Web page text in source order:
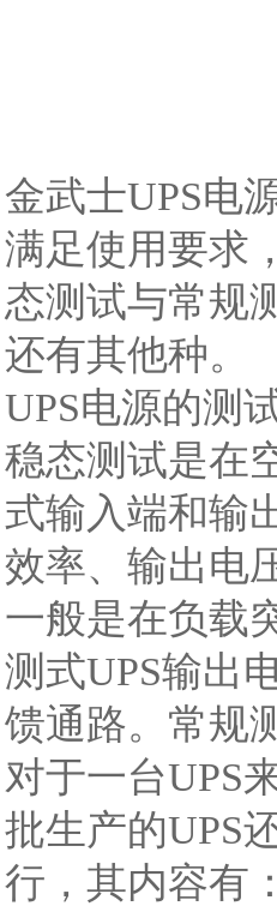
金武士UPS电
满足使用要求
态测试与常规
还有其他种。
UPS电源的测
稳态测试是在
式输入端和输
效率、输出电
一般是在负载
测式UPS输出
馈通路。常规
对于一台UPS
批生产的UPS
行，其内容有